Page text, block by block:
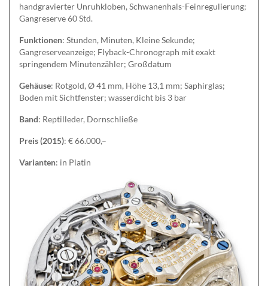
handgravierter Unruhkloben, Schwanenhals-Feinregulierung;
Gangreserve 60 Std.
Funktionen: Stunden, Minuten, Kleine Sekunde;
Gangreserveanzeige; Flyback-Chronograph mit exakt
springendem Minutenzähler; Großdatum
Gehäuse: Rotgold, Ø 41 mm, Höhe 13,1 mm; Saphirglas;
Boden mit Sichtfenster; wasserdicht bis 3 bar
Band: Reptilleder, Dornschließe
Preis (2015): € 66.000,–
Varianten: in Platin